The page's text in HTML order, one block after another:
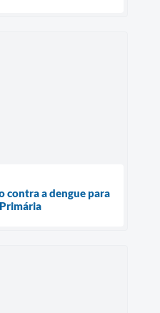
contra a dengue para